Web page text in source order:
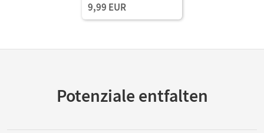
9,99 EUR
Potenziale entfalten